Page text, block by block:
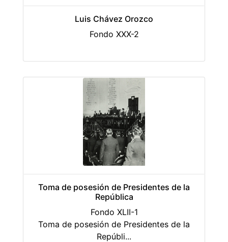
Luis Chávez Orozco
Fondo XXX-2
Toma de posesión de Presidentes de la
República
Fondo XLII-1
Toma de posesión de Presidentes de la
Repúbli...